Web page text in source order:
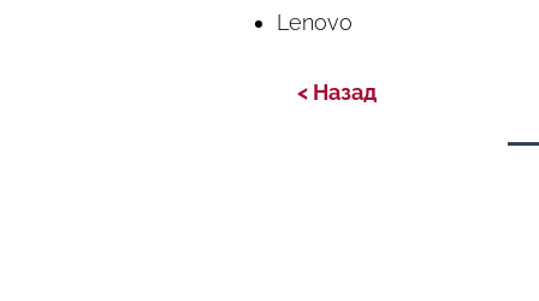
Lenovo
< Назад